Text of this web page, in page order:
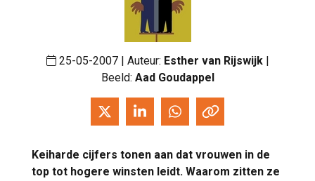
25-05-2007 | Auteur: Esther van Rijswijk|
Beeld: Aad Goudappel
Keiharde cijfers tonen aan dat vrouwen in de
top tot hogere winsten leidt. Waarom zitten ze